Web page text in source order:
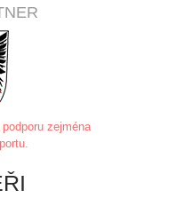
podporu zejména